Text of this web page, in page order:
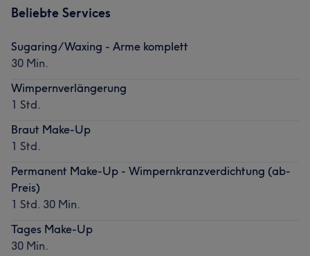
Beliebte Services
Sugaring/Waxing - Arme komplett
30 Min.
Wimpernverlängerung
1 Std.
Braut Make-Up
1 Std.
Permanent Make-Up - Wimpernkranzverdichtung (ab-
Preis)
1 Std. 30 Min.
Tages Make-Up
30 Min.